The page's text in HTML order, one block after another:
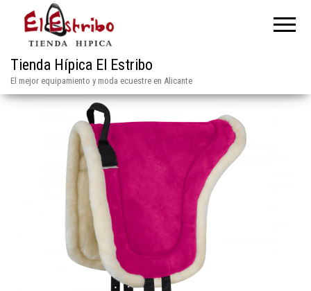
Tienda Hípica El Estribo
El mejor equipamiento y moda ecuestre en Alicante